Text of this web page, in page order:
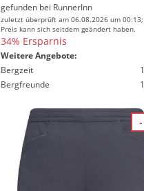
gefunden bei RunnerInn
zuletzt überprüft am 06.08.2026 um
Preis kann sich seitdem geändert haben.
34% Ersparnis
Weitere Angebote:
Bergzeit
Bergfreunde